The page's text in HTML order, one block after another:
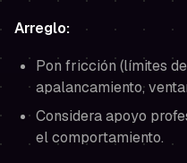
Arreglo:
Pon fricción (límites
apalancamiento,
Considera apoyo
el comportamiento.